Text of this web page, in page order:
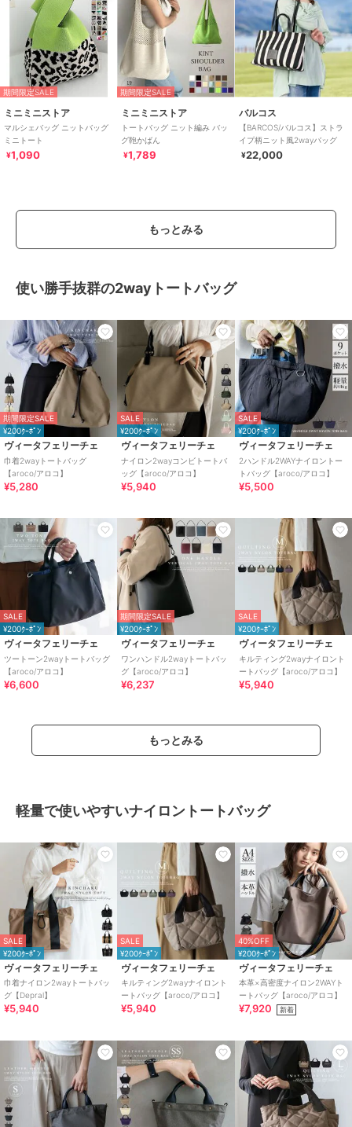
期間限定SALE
ミニミニストア
マルシェバッグ ニットバッグ
ミニトート
¥1,090
期間限定SALE
ミニミニストア
トートバッグ ニット編み バッ
グ鞄かばん
¥1,789
バルコス
【BARCOS/バルコス】ストラ
イプ柄ニット風2wayバッグ
¥22,000
もっとみる
使い勝手抜群の2wayトートバッグ
期間限定SALE
¥200ｸｰﾎﾟﾝ
ヴィータフェリーチェ
巾着2wayトートバッグ
【aroco/アロコ】
¥5,280
SALE
¥200ｸｰﾎﾟﾝ
ヴィータフェリーチェ
ナイロン2wayコンビトートバ
ッグ【aroco/アロコ】
¥5,940
SALE
¥200ｸｰﾎﾟﾝ
ヴィータフェリーチェ
2ハンドル2WAYナイロントー
トバッグ【aroco/アロコ】
¥5,500
SALE
¥200ｸｰﾎﾟﾝ
ヴィータフェリーチェ
ツートーン2wayトートバッグ
【aroco/アロコ】
¥6,600
期間限定SALE
¥200ｸｰﾎﾟﾝ
ヴィータフェリーチェ
ワンハンドル2wayトートバッ
グ【aroco/アロコ】
¥6,237
SALE
¥200ｸｰﾎﾟﾝ
ヴィータフェリーチェ
キルティング2wayナイロント
ートバッグ【aroco/アロコ】
¥5,940
もっとみる
軽量で使いやすいナイロントートバッグ
SALE
¥200ｸｰﾎﾟﾝ
ヴィータフェリーチェ
巾着ナイロン2wayトートバッ
グ【Depral】
¥5,940
SALE
¥200ｸｰﾎﾟﾝ
ヴィータフェリーチェ
キルティング2wayナイロント
ートバッグ【aroco/アロコ】
¥5,940
40%OFF
¥200ｸｰﾎﾟﾝ
ヴィータフェリーチェ
本革×高密度ナイロン2WAYト
ートバッグ【aroco/アロコ】
¥7,920 新着